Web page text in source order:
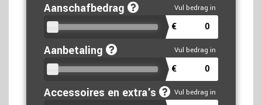
Aanschafbedrag
€
Aanbetaling
€
Accessoires en extra's